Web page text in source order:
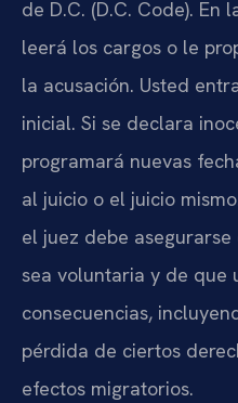
de D.C. (D.C. Code). En
leerá los cargos o le
la acusación. Usted
inicial. Si se declara
programará nuevas
al juicio o el juicio
el juez debe
sea voluntaria y de que
consecuencias,
pérdida de ciertos
efectos migratorios.